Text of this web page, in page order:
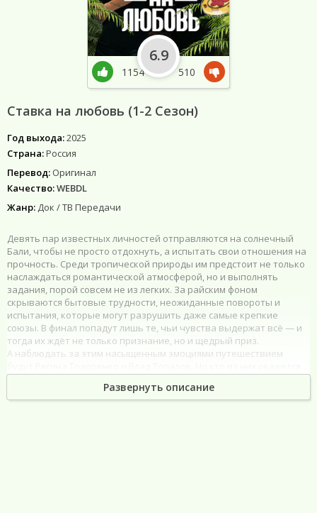
Ставка на любовь (1-2 Сезон)
Год выхода:2025
Страна:Россия
Перевод: Оригинал
Качество:WEBDL
Жанр: Док / ТВ Передачи
Девять пар известных личностей отправляются на солнечный
Бали, чтобы не просто отдохнуть, а испытать свои отношения на
прочность. Среди тропической природы им предстоит не только
наслаждаться романтической атмосферой, но и выполнять
задания, порой совсем не из легких. За райским фоном
скрываются бытовые трудности, неожиданные повороты и
испытания, которые могут разрушить даже самые крепкие
союзы. В финал попадут лишь те, чьи чувства выдержат всё — и
тогда их ждёт не только признание, но и щедрый приз.
А наблюдать за этим насыщенным эмоциями путешествием
сильнее — любовь или испытания?
Развернуть описание
1154
6.9
510